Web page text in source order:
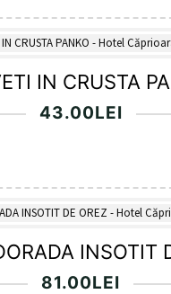
IN CRUSTA
43.00LEI
INSOTIT
81.00LEI